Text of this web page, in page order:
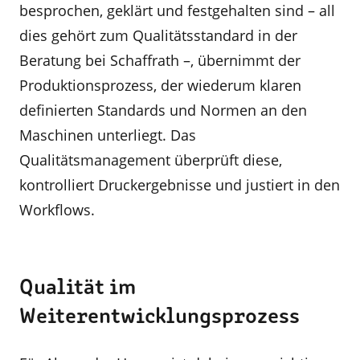
besprochen, geklärt und festgehalten sind – all
dies gehört zum Qualitätsstandard in der
Beratung bei Schaffrath –, übernimmt der
Produktionsprozess, der wiederum klaren
definierten Standards und Normen an den
Maschinen unterliegt. Das
Qualitätsmanagement überprüft diese,
kontrolliert Druckergebnisse und justiert in den
Workflows.
Qualität im
Weiterentwicklungsprozess